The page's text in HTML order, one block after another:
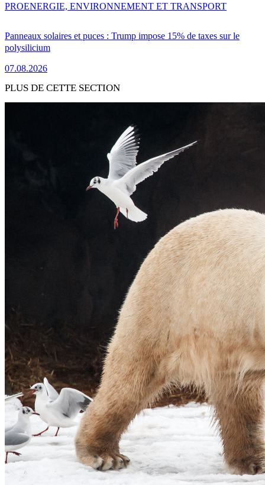
Panneaux solaires et puces : Trump impose 15% de taxes sur le
polysilicium
07.08.2026
PROENERGIE, ENVIRONNEMENT ET TRANSPORT
PLUS DE CETTE SECTION